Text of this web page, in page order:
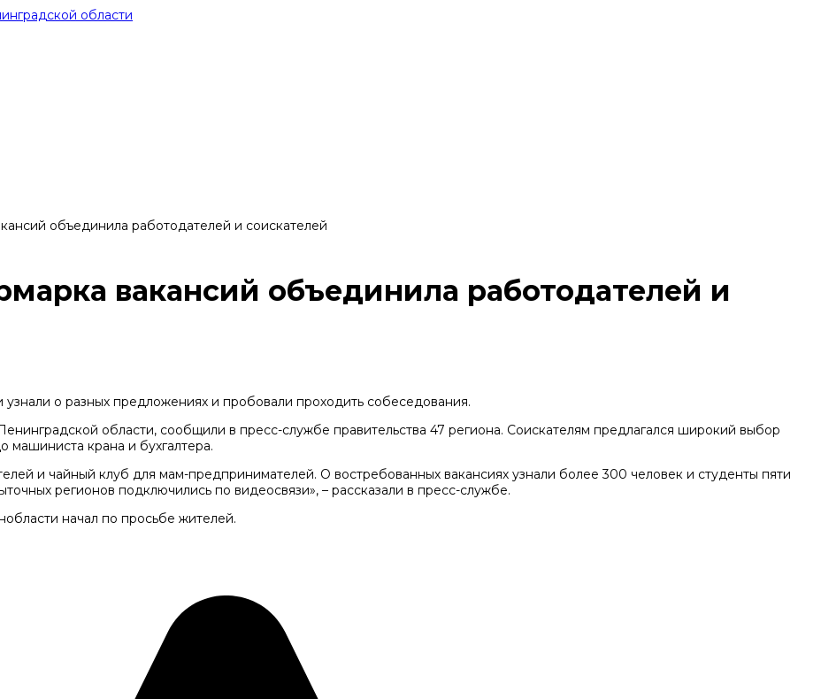
объединила работодателей и соискателей
вакансий объединила работодателей и
о разных предложениях и пробовали проходить собеседования.
области, сообщили в пресс-службе правительства 47 региона. Соискателям предлагался широкий выбор
машиниста крана и бухгалтера.
и чайный клуб для мам-предпринимателей. О востребованных вакансиях узнали более 300 человек и студенты пяти
регионов подключились по видеосвязи», – рассказали в пресс-службе.
начал по просьбе жителей.